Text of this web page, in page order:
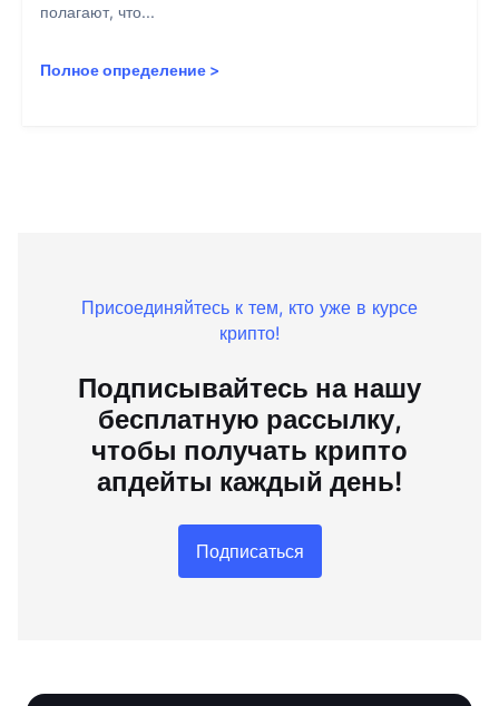
полагают, что...
Полное определение >
Присоединяйтесь к тем, кто уже в курсе
крипто!
Подписывайтесь на нашу
бесплатную рассылку,
чтобы получать крипто
апдейты каждый день!
Подписаться